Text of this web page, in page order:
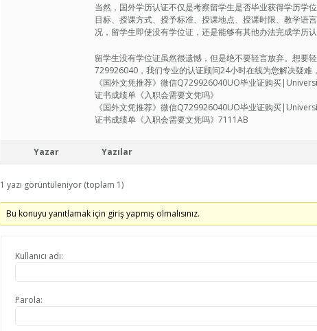
当然，国外学历认证不仅是考察留学生是否毕业获得学历学
目标、授课方式、授予标准、授课地点、授课时限、教学语
况，留学生即使没有学位证，还是能够有其他办法完成学历认
留学生没有学位证虽然很遗憾，但是绝不要轻言放弃。想
729926040，我们专业的认证顾问24小时在线为您解决疑难
《国外文凭推荐》微信Q729926040UO毕业证购买
证书成绩单《入职会需要文凭吗》
《国外文凭推荐》微信Q729926040UO毕业证购买
证书成绩单《入职会需要文凭吗》7111AB
Yazar Yazılar
1 yazı görüntüleniyor (toplam 1)
Bu konuyu yanıtlamak için giriş yapmış olmalısınız.
Kullanıcı adı:
Parola: